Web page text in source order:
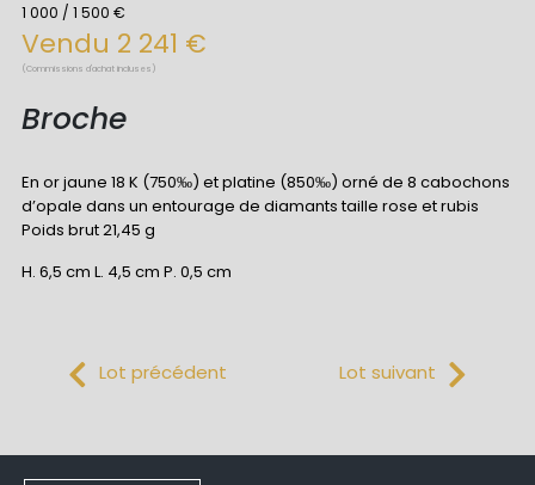
1 000 / 1 500 €
Vendu 2 241 €
(Commissions d'achat incluses)
Broche
En or jaune 18 K (750‰) et platine (850‰) orné de 8 cabochons
d’opale dans un entourage de diamants taille rose et rubis
Poids brut 21,45 g
H. 6,5 cm L. 4,5 cm P. 0,5 cm
Lot précédent Lot suivant